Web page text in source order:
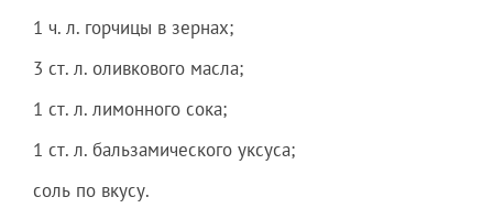
1 ч. л. горчицы в зернах;
3 ст. л. оливкового масла;
1 ст. л. лимонного сока;
1 ст. л. бальзамического уксуса;
соль по вкусу.